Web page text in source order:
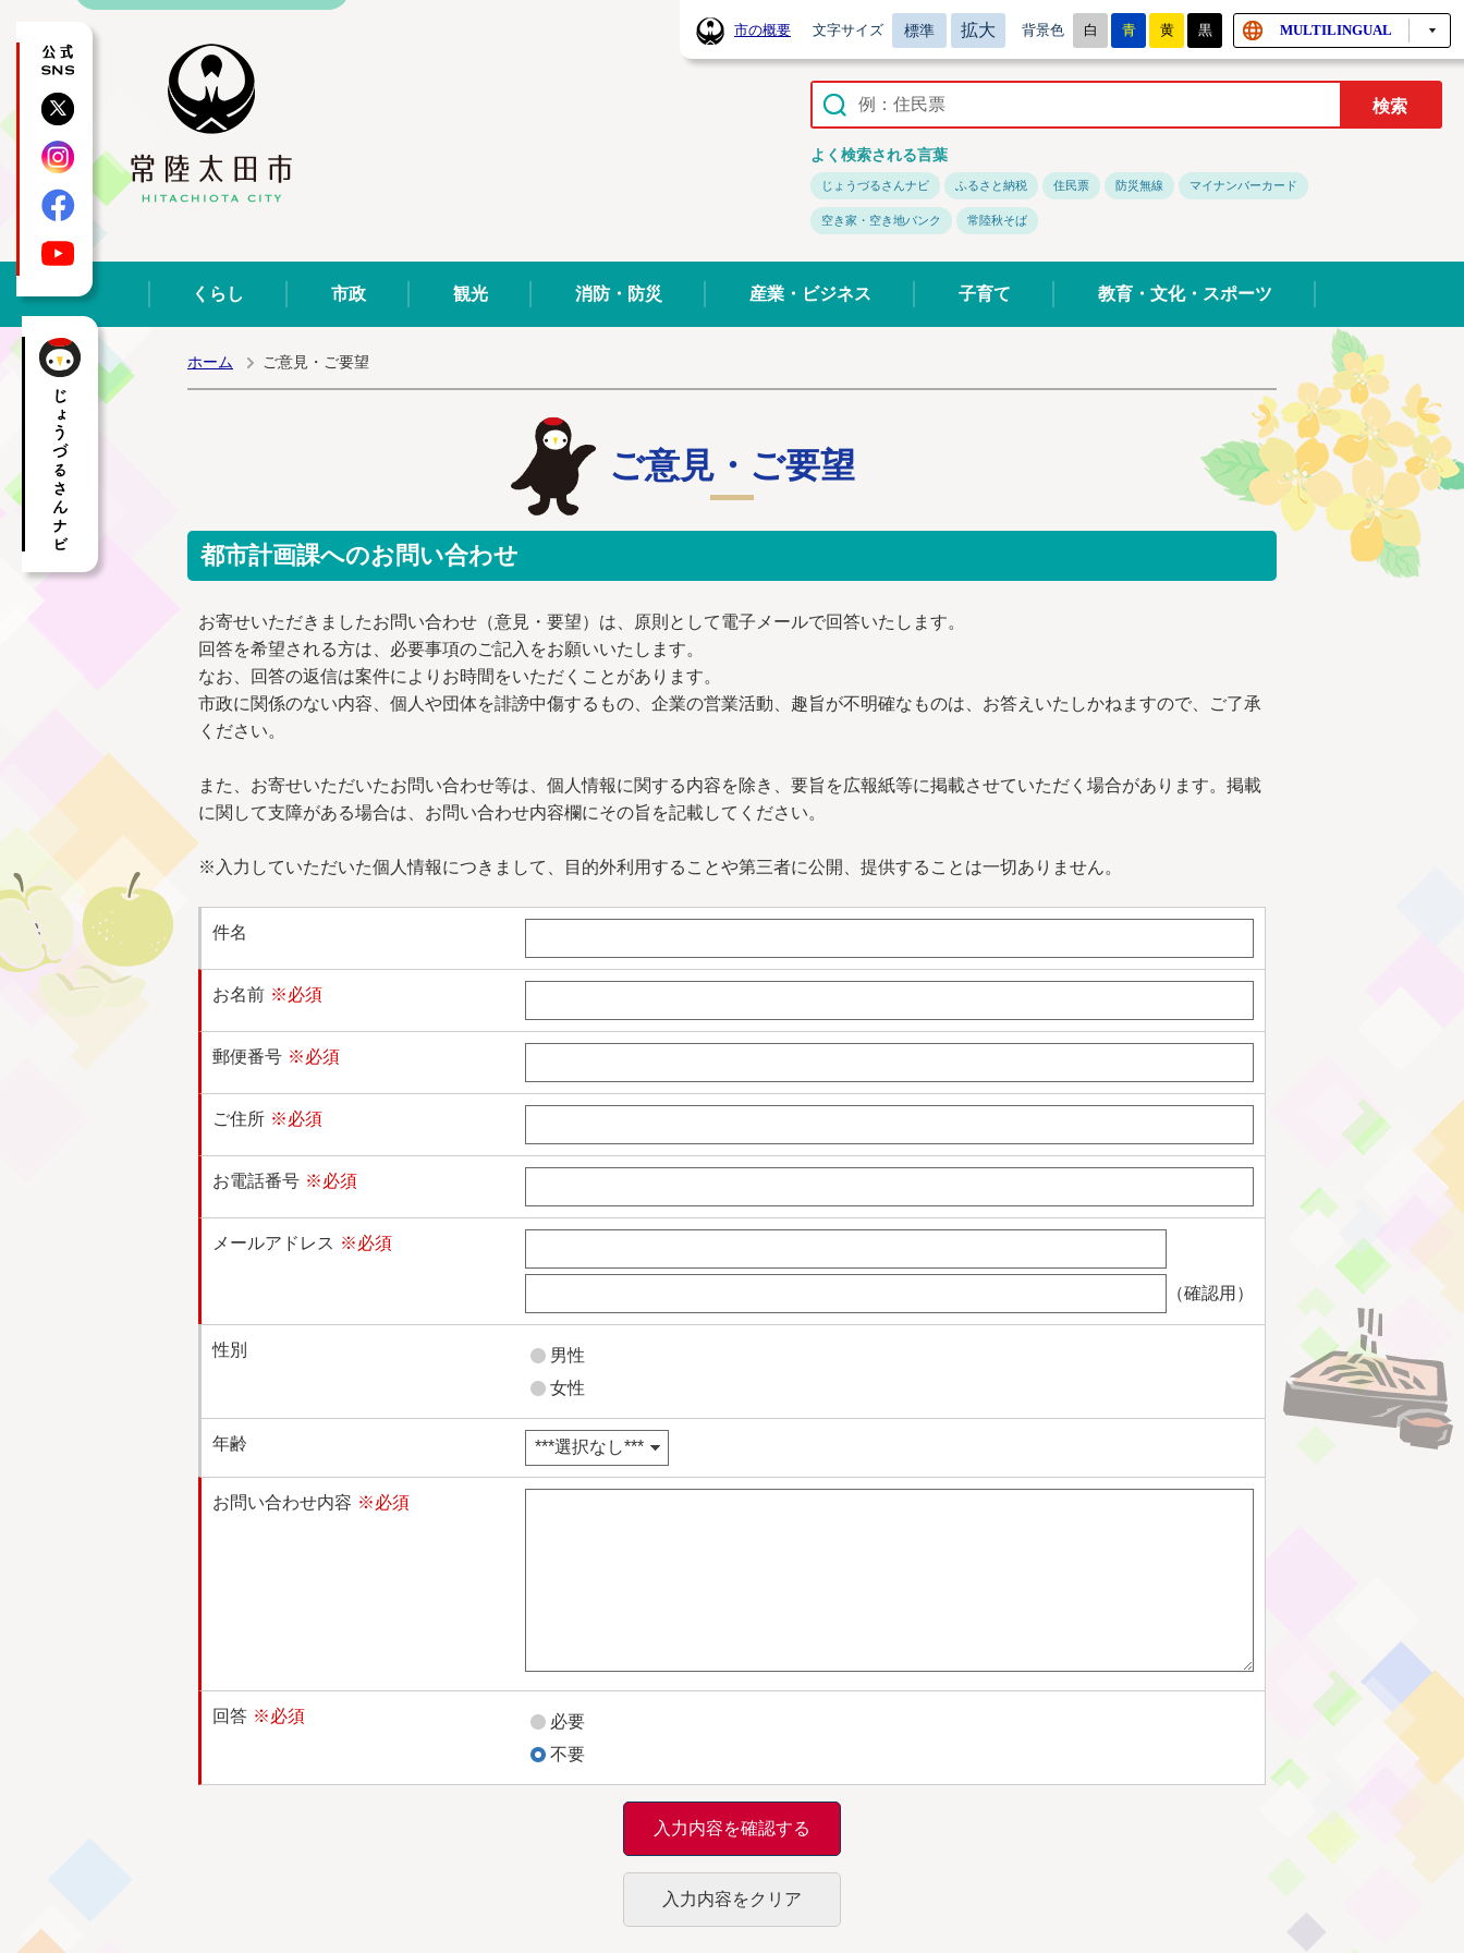
常陸太田市ホームページ
市の概要 文字サイズ 標準 拡大 背景色 白 青 黄 黒 MULTILINGUAL
よく検索される言葉
じょうづるさんナビ ふるさと納税 住民票 防災無線 マイナンバーカード
空き家・空き地バンク 常陸秋そば
公式SNS
X
Instagram
Facebook
YouTube くらし 市政 観光 消防・防災 産業・ビジネス 子育て 教育・文化・スポーツ
ホーム ご意見・ご要望
ご意見・ご要望
都市計画課へのお問い合わせ
お寄せいただきましたお問い合わせ（意見・要望）は、原則として電子メールで回答いたします。
回答を希望される方は、必要事項のご記入をお願いいたします。
なお、回答の返信は案件によりお時間をいただくことがあります。
市政に関係のない内容、個人や団体を誹謗中傷するもの、企業の営業活動、趣旨が不明確なものは、お答えいたしかねますので、ご了承
ください。
また、お寄せいただいたお問い合わせ等は、個人情報に関する内容を除き、要旨を広報紙等に掲載させていただく場合があります。掲載
に関して支障がある場合は、お問い合わせ内容欄にその旨を記載してください。
※入力していただいた個人情報につきまして、目的外利用することや第三者に公開、提供することは一切ありません。
件名
お名前 ※必須
郵便番号 ※必須
ご住所 ※必須
お電話番号 ※必須
メールアドレス ※必須
（確認用）
性別
男性
女性
年齢
お問い合わせ内容 ※必須
回答 ※必須
必要
不要